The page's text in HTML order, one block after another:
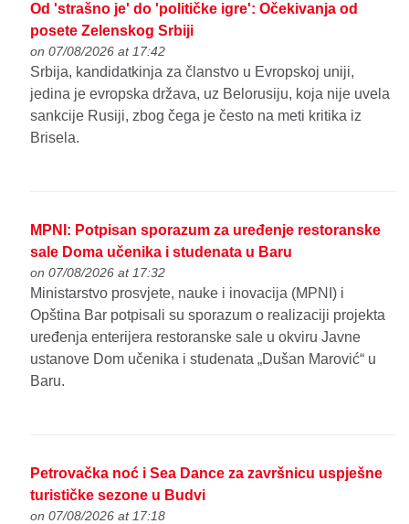
Od 'strašno je' do 'političke igre': Očekivanja od
posete Zelenskog Srbiji
on 07/08/2026 at 17:42
Srbija, kandidatkinja za članstvo u Evropskoj uniji,
jedina je evropska država, uz Belorusiju, koja nije uvela
sankcije Rusiji, zbog čega je često na meti kritika iz
Brisela.
MPNI: Potpisan sporazum za uređenje restoranske
sale Doma učenika i studenata u Baru
on 07/08/2026 at 17:32
Ministarstvo prosvjete, nauke i inovacija (MPNI) i
Opština Bar potpisali su sporazum o realizaciji projekta
uređenja enterijera restoranske sale u okviru Javne
ustanove Dom učenika i studenata „Dušan Marović“ u
Baru.
Petrovačka noć i Sea Dance za završnicu uspješne
turističke sezone u Budvi
on 07/08/2026 at 17:18